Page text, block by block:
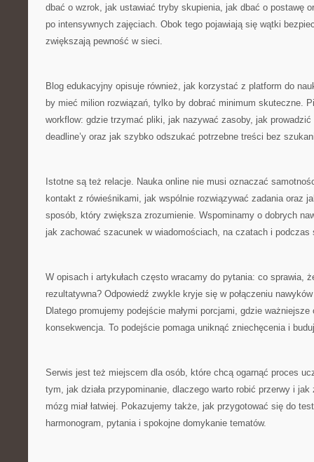
dbać o wzrok, jak ustawiać tryby skupienia, jak dbać o postawę
po intensywnych zajęciach. Obok tego pojawiają się wątki
zwiększają pewność w sieci.
Blog edukacyjny opisuje również, jak korzystać z platform do
by mieć milion rozwiązań, tylko by dobrać minimum skuteczne.
workflow: gdzie trzymać pliki, jak nazywać zasoby, jak
deadline’y oraz jak szybko odszukać potrzebne treści bez
Istotne są też relacje. Nauka online nie musi oznaczać
kontakt z rówieśnikami, jak wspólnie rozwiązywać zadania oraz
sposób, który zwiększa zrozumienie. Wspominamy o dobrych
jak zachować szacunek w wiadomościach, na czatach i podczas
W opisach i artykułach często wracamy do pytania: co sprawia,
rezultatywna? Odpowiedź zwykle kryje się w połączeniu
Dlatego promujemy podejście małymi porcjami, gdzie ważniejsze
konsekwencja. To podejście pomaga uniknąć zniechęcenia i
Serwis jest też miejscem dla osób, które chcą ogarnąć proces
tym, jak działa przypominanie, dlaczego warto robić przerwy i
mózg miał łatwiej. Pokazujemy także, jak przygotować się do
harmonogram, pytania i spokojne domykanie tematów.